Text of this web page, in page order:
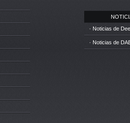
· Noticias de
· Noticias de